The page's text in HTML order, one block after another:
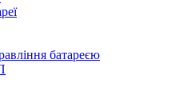
батареєю